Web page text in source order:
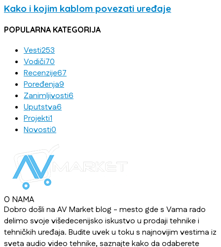
Kako i kojim kablom povezati uređaje
POPULARNA KATEGORIJA
Vesti253
Vodiči70
Recenzije67
Poređenja9
Zanimljivosti6
Uputstva6
Projekti1
Novosti0
O NAMA
Dobro došli na AV Market blog - mesto gde s Vama rado
delimo svoje višedecenijsko iskustvo u prodaji tehnike i
tehničkih uređaja. Budite uvek u toku s najnovijim vestima iz
sveta audio video tehnike, saznajte kako da odaberete